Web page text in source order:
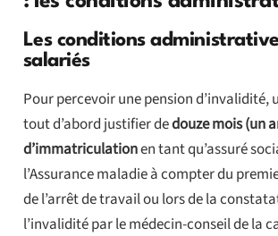
Les conditions
salariés
Pour percevoir une pension d’invalidité,
tout d’abord justifier dedouze mois (un
d’immatriculationen tant qu’assuré
l’Assurance maladie à compter du
de l’arrêt de travail ou lors de la
l’invalidité par le médecin-conseil de la